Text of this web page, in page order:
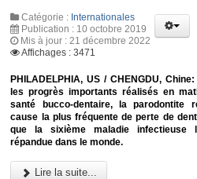
Catégorie : Internationales
Publication : 10 octobre 2019
Mis à jour : 21 décembre 2022
Affichages : 3471
PHILADELPHIA, US / CHENGDU,
les progrès importants réalisés en
santé bucco-dentaire, la parodontite
cause la plus fréquente de perte de
que la sixième maladie infectieuse
répandue dans le monde.
Lire la suite...